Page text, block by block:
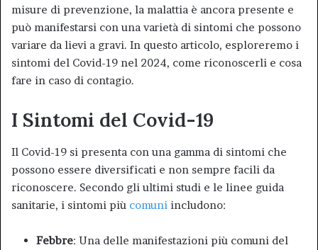
misure di prevenzione, la malattia è ancora presente e
può manifestarsi con una varietà di sintomi che possono
variare da lievi a gravi. In questo articolo, esploreremo i
sintomi del Covid-19 nel 2024, come riconoscerli e cosa
fare in caso di contagio.
I Sintomi del Covid-19
Il Covid-19 si presenta con una gamma di sintomi che
possono essere diversificati e non sempre facili da
riconoscere. Secondo gli ultimi studi e le linee guida
sanitarie, i sintomi più comuni includono:
Febbre: Una delle manifestazioni più comuni del